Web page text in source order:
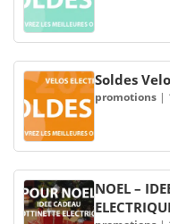
Soldes
promotions |
NOEL –